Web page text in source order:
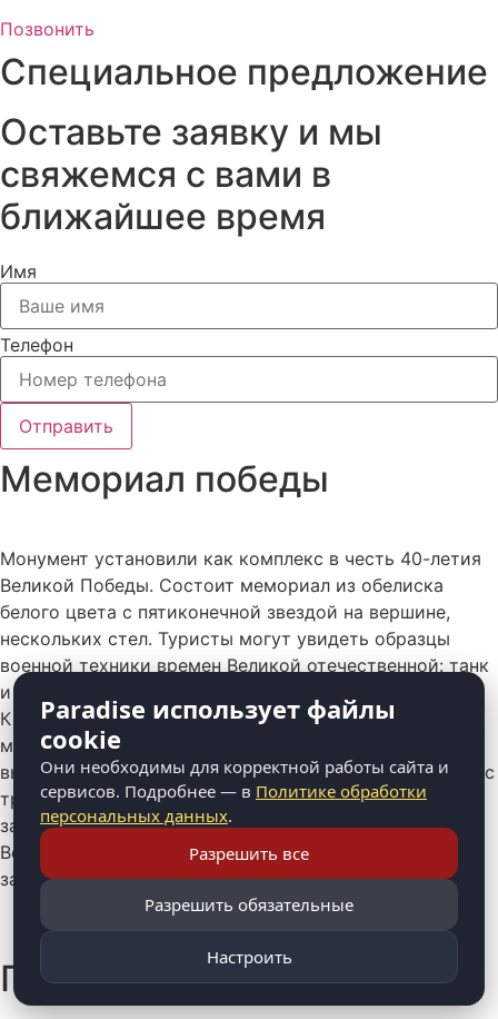
Paradise использует файлы
cookie
Они необходимы для корректной работы сайта и
сервисов. Подробнее — в Политике обработки
персональных данных.
Разрешить все
Разрешить обязательные
Настроить
Позвонить
Специальное предложение
Оставьте заявку и мы
свяжемся с вами в
ближайшее время
Имя
Телефон
Отправить
Мемориал победы
Монумент установили как комплекс в честь 40-летия
Великой Победы. Состоит мемориал из обелиска
белого цвета с пятиконечной звездой на вершине,
нескольких стел. Туристы могут увидеть образцы
военной техники времен Великой отечественной: танк
и пушку–гаубицу.
К 70-летию Великой Победы открыли здесь
многофигурную композицию в натуральную величину,
вылитую из бронзы, Она посвящена работникам тыла с
тремя фигурами — старика, женщины и мальчика,
занимает место около монумента.
Вечный огонь мемориала будет напоминать о павших
за Родину.
Парк "Нефтехимиков"